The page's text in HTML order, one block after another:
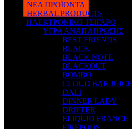
ΝΕΑ ΠΡΟΪΟΝΤΑ
HERBAL PRODUCTS
ΗΛΕΚΤΡΟΝΙΚΟ ΤΣΙΓΑΡΟ
ΥΓΡΑ ΑΝΑΠΛΗΡΩΣΗΣ
BEST FRIENDS
BLACK
BLACK NOTE
BLACKOUT
BOMBO
CLOUD BAR JUICE
DALI
DINNER LADY
DRIFTER
ELIQUID FRANCE
FIREPODS